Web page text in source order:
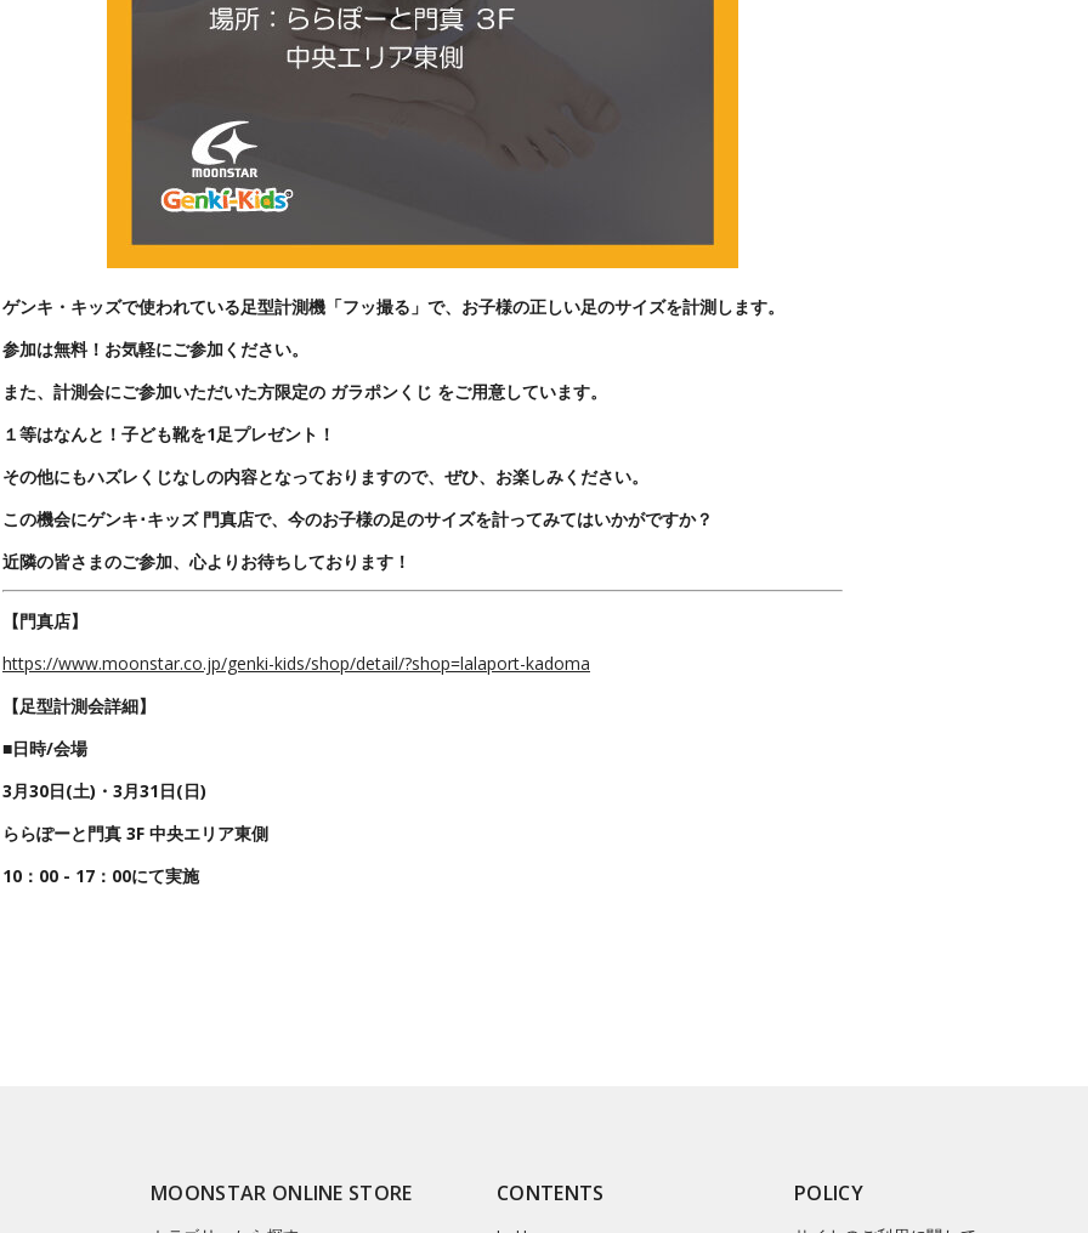
ゲンキ・キッズで使われている足型計測機「フッ撮る」で、お子様の正しい足のサイズを計測します。
参加は無料！お気軽にご参加ください。
また、計測会にご参加いただいた方限定の ガラポンくじ をご用意しています。
１等はなんと！子ども靴を1足プレゼント！
その他にもハズレくじなしの内容となっておりますので、ぜひ、お楽しみください。
この機会にゲンキ･キッズ 門真店で、今のお子様の足のサイズを計ってみてはいかがですか？
近隣の皆さまのご参加、心よりお待ちしております！
【門真店】
https://www.moonstar.co.jp/genki-kids/shop/detail/?shop=lalaport-kadoma
【足型計測会詳細】
■日時/会場
3月30日(土)・3月31日(日)
ららぽーと門真 3F 中央エリア東側
10：00 - 17：00にて実施
MOONSTAR ONLINE STORE CONTENTS POLICY